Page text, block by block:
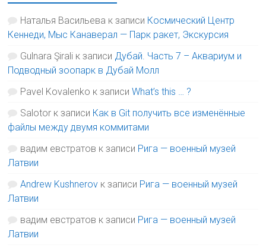
Наталья Васильева к записи Космический Центр
Кеннеди, Мыс Канаверал — Парк ракет, Экскурсия
Gulnara Şirali к записи Дубай. Часть 7 – Аквариум и
Подводный зоопарк в Дубай Молл
Pavel Kovalenko к записиWhat’s this … ?
Salotor к записи Как в Git получить все изменённые
файлы между двумя коммитами
вадим евстратов к записи Рига — военный музей
Латвии
Andrew Kushnerov к записи Рига — военный музей
Латвии
вадим евстратов к записи Рига — военный музей
Латвии